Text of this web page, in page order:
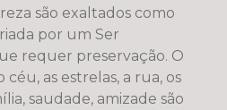
são exaltados como
por um Ser
requer preservação. O
céu, as estrelas, a rua, os